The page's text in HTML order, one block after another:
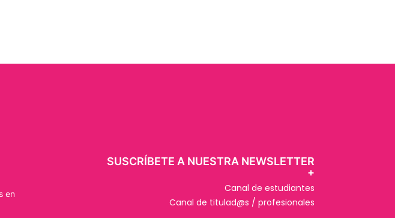
en
SUSCRÍBETE A NUESTRA NEWSLETTER
+​
Canal de estudiantes
Canal de titulad@s / profesionales